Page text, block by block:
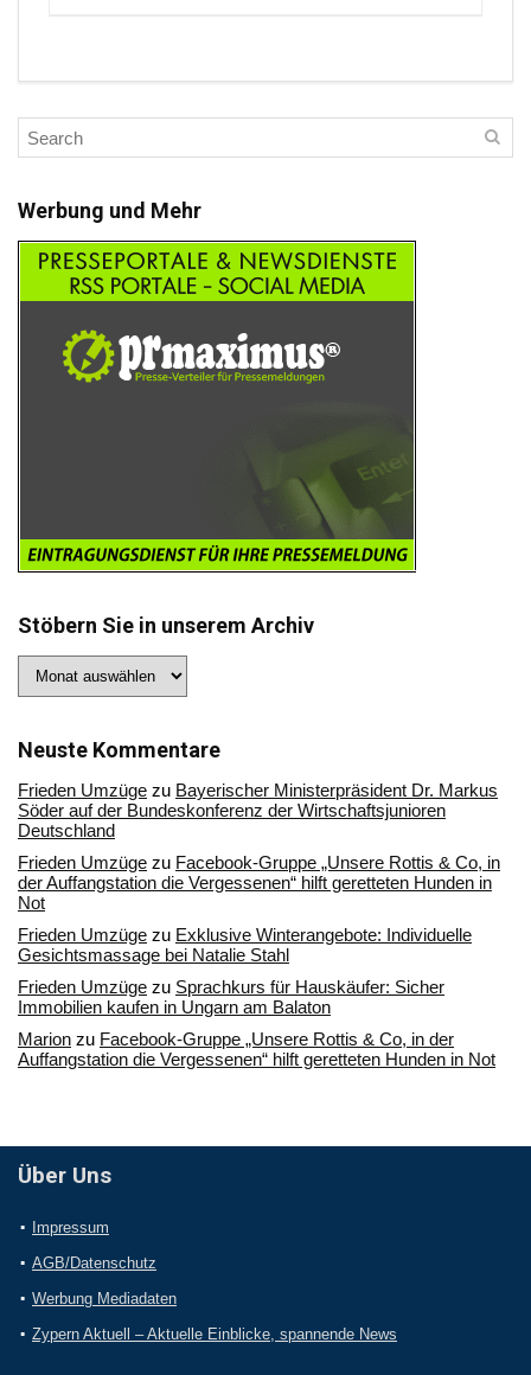
Werbung und Mehr
Stöbern Sie in unserem Archiv
Sie
Archiv
Neuste Kommentare
Frieden Umzüge zu Bayerischer Ministerpräsident Dr. Markus
Söder auf der Bundeskonferenz der Wirtschaftsjunioren
Deutschland
Frieden Umzüge zu Facebook-Gruppe „Unsere Rottis & Co, in
der Auffangstation die Vergessenen“ hilft geretteten Hunden in
Not
Frieden Umzüge zu Exklusive Winterangebote: Individuelle
Gesichtsmassage bei Natalie Stahl
Frieden Umzüge zu Sprachkurs für Hauskäufer: Sicher
Immobilien kaufen in Ungarn am Balaton
Marion zu Facebook-Gruppe „Unsere Rottis & Co, in der
Auffangstation die Vergessenen“ hilft geretteten Hunden in Not
Über Uns
Impressum
AGB/Datenschutz
Werbung Mediadaten
Zypern Aktuell – Aktuelle Einblicke, spannende News